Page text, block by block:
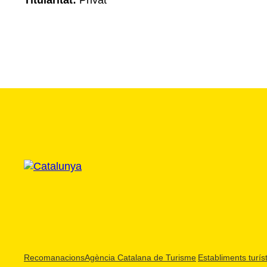
RecomanacionsAgència Catalana de Turisme Establiments